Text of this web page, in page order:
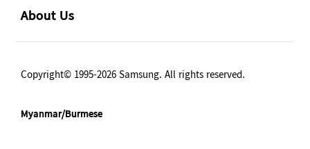
About Us
Copyright© 1995-2026 Samsung. All rights reserved.
Myanmar/Burmese